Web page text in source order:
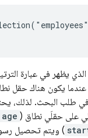
الذي يظهر في عبارة
يكون هناك حقل
في طلب البحث. لذلك،
على حقلَي نطاق ( age
) ويتم تحصيل